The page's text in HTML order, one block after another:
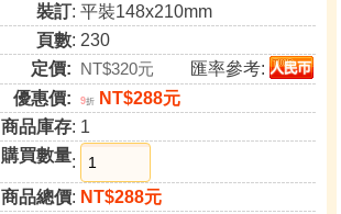
裝訂: 平裝148x210mm
頁數: 230
定價: NT$320元
匯率參考:
優惠價:
9折
NT$288元
商品庫存: 1
購買數量:
商品總價: NT$288元